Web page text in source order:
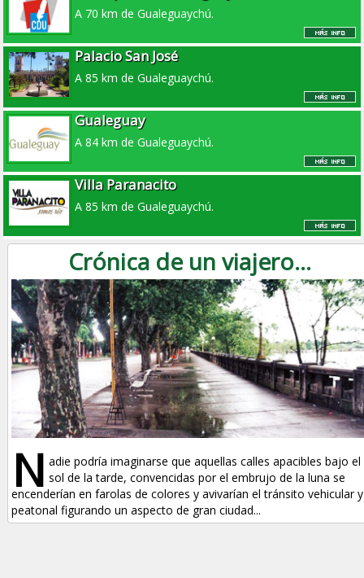
A 70 km de Gualeguaychú.
Palacio San José
A 85 km de Gualeguaychú.
Gualeguay
A 84 km de Gualeguaychú.
Villa Paranacito
A 85 km de Gualeguaychú.
Crónica de un viajero...
N adie podría imaginarse que aquellas calles apacibles bajo el
sol de la tarde, convencidas por el embrujo de la luna se
encenderían en farolas de colores y avivarían el tránsito vehicular y
peatonal figurando un aspecto de gran ciudad...